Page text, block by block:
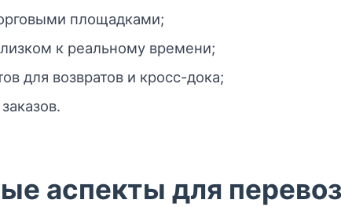
площадками;
к реальному времени;
для возвратов и кросс-дока;
аспекты для